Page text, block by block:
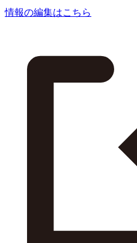
情報の編集はこちら